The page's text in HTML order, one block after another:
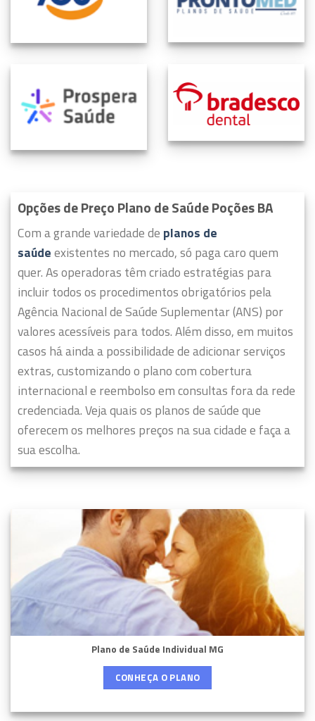
Opções de Preço Plano de Saúde Poções BA
Com a grande variedade de planos de
saúdeexistentes no mercado, só paga caro quem
quer.As operadoras têm criado estratégias para
incluir todos os procedimentos obrigatórios pela
Agência Nacional de Saúde Suplementar (ANS) por
valores acessíveis para todos.Além disso, em muitos
casos há ainda a possibilidade de adicionar serviços
extras, customizando o plano com cobertura
internacional e reembolso em consultas fora da rede
credenciada. Veja quais os planos de saúde que
oferecem os melhores preços na sua cidade e faça a
sua escolha.
Plano de Saúde Individual MG
CONHEÇA O PLANO